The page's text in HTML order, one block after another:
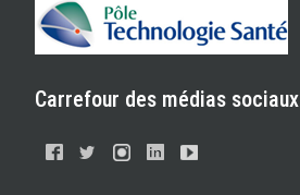
Carrefour des médias sociaux